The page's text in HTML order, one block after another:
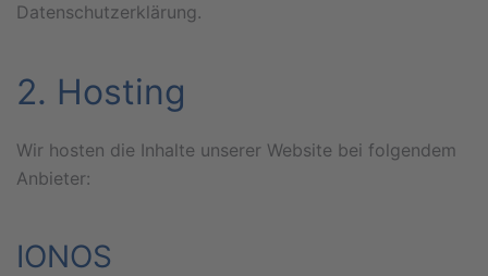
Datenschutzerklärung.
2. Hosting
Wir hosten die Inhalte unserer Website bei folgendem
Anbieter:
IONOS